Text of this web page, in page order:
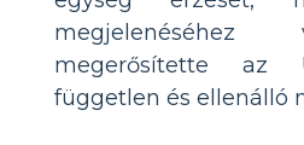
megerősítette az
független és ellenálló